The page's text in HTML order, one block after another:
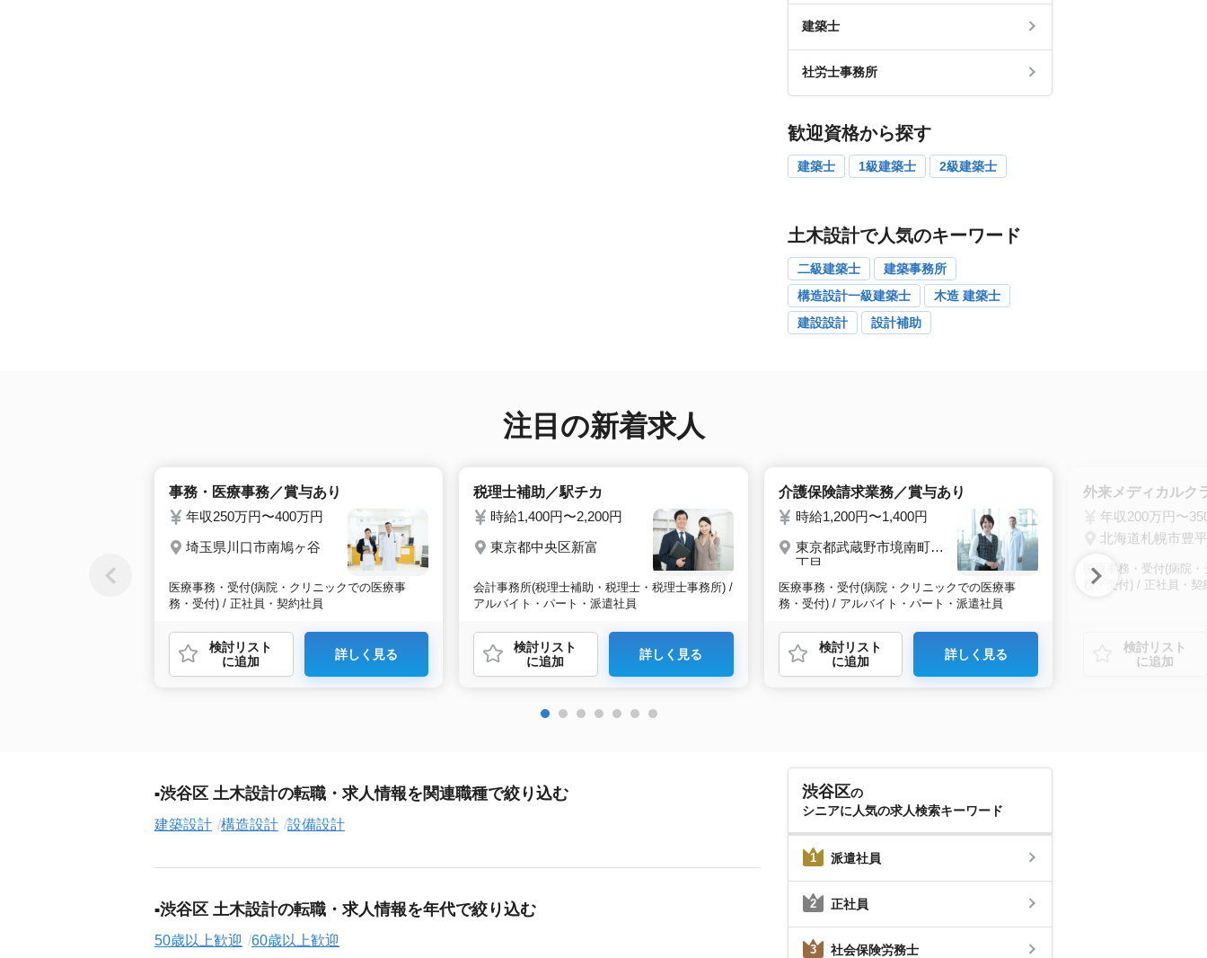
建築士
社労士事務所
歓迎資格から探す
建築士 1級建築士 2級建築士
土木設計で人気のキーワード
二級建築士
建築事務所
構造設計一級建築士
木造 建築士
建設設計
設計補助
注目の新着求人
事務・医療事務／賞与あり
年収250万円〜400万円
埼玉県川口市南鳩ヶ谷
医療事務・受付(病院・クリニックでの医療事
務・受付) / 正社員・契約社員
検討リスト
に追加
詳しく見る
税理士補助／駅チカ
時給1,400円〜2,200円
東京都中央区新富
会計事務所(税理士補助・税理士・税理士事務所) /
アルバイト・パート・派遣社員
検討リスト
に追加
詳しく見る
介護保険請求業務／賞与あり
時給1,200円〜1,400円
東京都武蔵野市境南町五
丁目
医療事務・受付(病院・クリニックでの医療事
務・受付) / アルバイト・パート・派遣社員
検討リスト
に追加
詳しく見る
外来メディカルク
年収200万円〜
北海道札幌市豊
医療事務・受付(病院
務・受付) / 正社員・契
検討リスト
に追加
渋谷区 土木設計の転職・求人情報を関連職種で絞り込む
建築設計 構造設計 設備設計
渋谷区 土木設計の転職・求人情報を年代で絞り込む
50歳以上歓迎 60歳以上歓迎
渋谷区の
シニアに人気の求人検索キーワード
1 派遣社員
2 正社員
3 社会保険労務士